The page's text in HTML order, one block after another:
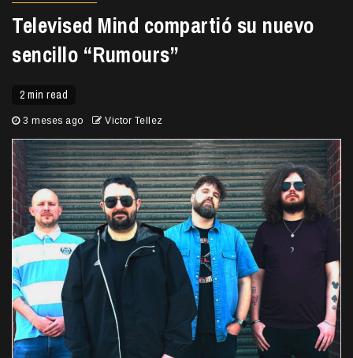
Televised Mind compartió su nuevo
sencillo “Rumours”
2 min read
3 meses ago Victor Tellez